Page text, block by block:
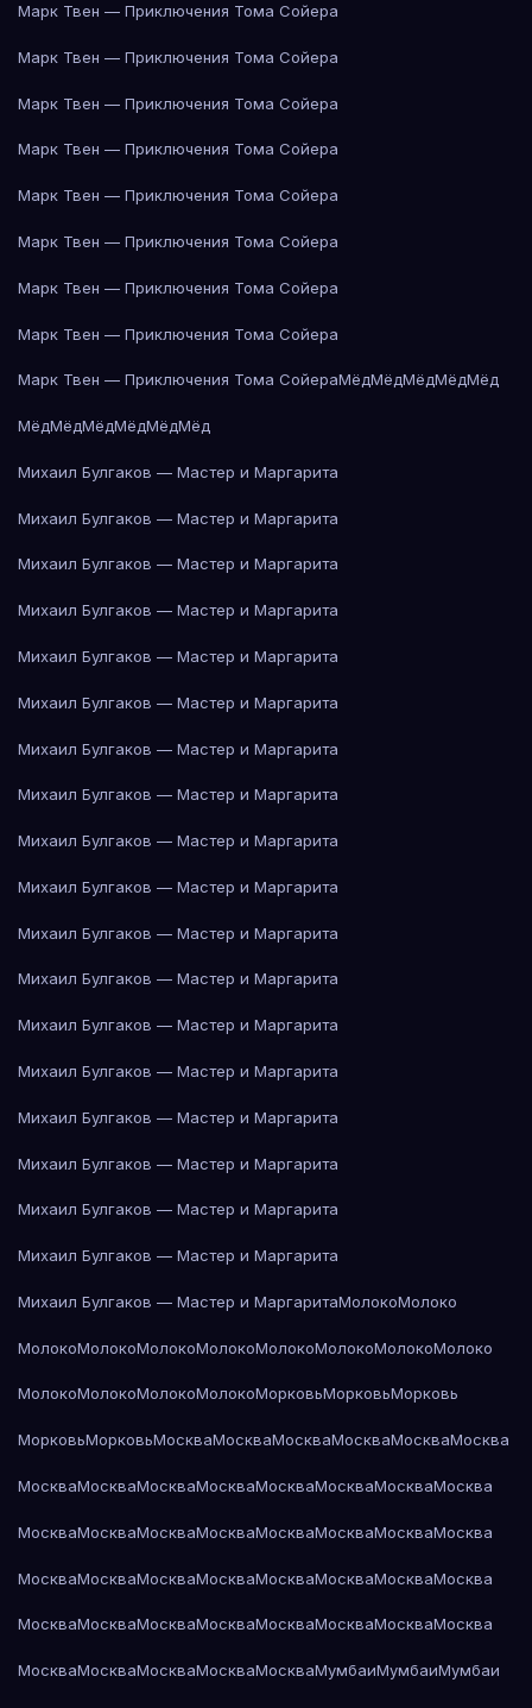
Марк Твен — Приключения Тома Сойера
Марк Твен — Приключения Тома Сойера
Марк Твен — Приключения Тома Сойера
Марк Твен — Приключения Тома Сойера
Марк Твен — Приключения Тома Сойера
Марк Твен — Приключения Тома Сойера
Марк Твен — Приключения Тома Сойера
Марк Твен — Приключения Тома Сойера
Марк Твен — Приключения Тома СойераМёдМёдМёдМёдМёд
МёдМёдМёдМёдМёдМёд
Михаил Булгаков — Мастер и Маргарита
Михаил Булгаков — Мастер и Маргарита
Михаил Булгаков — Мастер и Маргарита
Михаил Булгаков — Мастер и Маргарита
Михаил Булгаков — Мастер и Маргарита
Михаил Булгаков — Мастер и Маргарита
Михаил Булгаков — Мастер и Маргарита
Михаил Булгаков — Мастер и Маргарита
Михаил Булгаков — Мастер и Маргарита
Михаил Булгаков — Мастер и Маргарита
Михаил Булгаков — Мастер и Маргарита
Михаил Булгаков — Мастер и Маргарита
Михаил Булгаков — Мастер и Маргарита
Михаил Булгаков — Мастер и Маргарита
Михаил Булгаков — Мастер и Маргарита
Михаил Булгаков — Мастер и Маргарита
Михаил Булгаков — Мастер и Маргарита
Михаил Булгаков — Мастер и Маргарита
Михаил Булгаков — Мастер и МаргаритаМолокоМолоко
МолокоМолокоМолокоМолокоМолокоМолокоМолокоМолоко
МолокоМолокоМолокоМолокоМорковьМорковьМорковь
МорковьМорковьМоскваМоскваМоскваМоскваМоскваМосква
МоскваМоскваМоскваМоскваМоскваМоскваМоскваМосква
МоскваМоскваМоскваМоскваМоскваМоскваМоскваМосква
МоскваМоскваМоскваМоскваМоскваМоскваМоскваМосква
МоскваМоскваМоскваМоскваМоскваМоскваМоскваМосква
МоскваМоскваМоскваМоскваМоскваМумбаиМумбаиМумбаи